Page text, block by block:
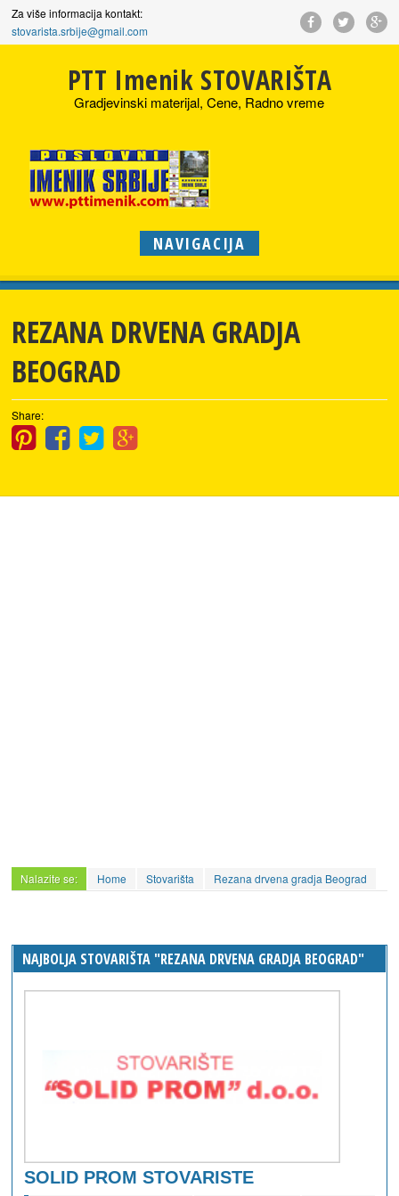
Za više informacija kontakt:
stovarista.srbije@gmail.com
PTT Imenik STOVARIŠTA
Gradjevinski materijal, Cene, Radno vreme
NAVIGACIJA
REZANA DRVENA GRADJA
BEOGRAD
Share:
Nalazite se: Home Stovarišta Rezana drvena gradja Beograd
NAJBOLJA STOVARIŠTA "REZANA DRVENA GRADJA BEOGRAD"
SOLID PROM STOVARISTE